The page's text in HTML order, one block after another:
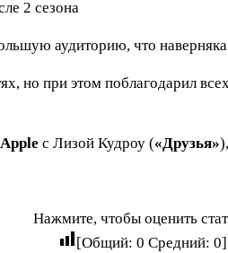
аудиторию, что
но при этом поблагодарил
Apple с Лизой Кудроу («Друзья»
Нажмите, чтобы оценить
[Общий: 0 Средний: 0]